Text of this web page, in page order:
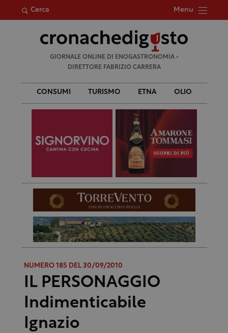
Cerca Menu
per:
GIORNALE ONLINE DI ENOGASTRONOMIA •
DIRETTORE FABRIZIO CARRERA
CONSUMI TURISMO ETNA OLIO
NUMERO 185 DEL 30/09/2010
IL PERSONAGGIO
Indimenticabile
Ignazio